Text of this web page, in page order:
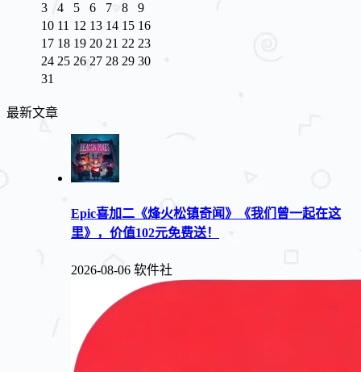
3
4 5 6 7 8
9
10 11 12 13 14 15 16
17 18 19 20 21 22 23
24 25 26 27 28 29 30
31
最新文章
Epic喜加二《烽火松镇奇闻》《我们曾一起在这
里》，价值102元免费送！
2026-08-06 软件社